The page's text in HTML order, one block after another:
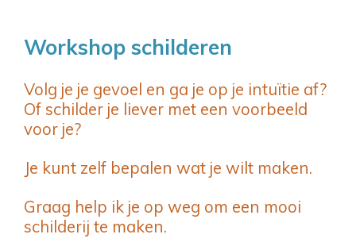
Workshop schilderen
Volg je je gevoel en ga je op je intuïtie af?
Of schilder je liever met een voorbeeld
voor je?
Je kunt zelf bepalen wat je wilt maken.
Graag help ik je op weg om een mooi
schilderij te maken.